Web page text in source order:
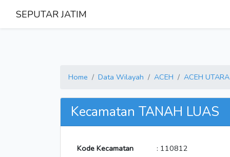
SEPUTAR JATIM
Home Data Wilayah ACEH ACEH UTARA
Kecamatan TANAH LUAS
Kode Kecamatan : 110812